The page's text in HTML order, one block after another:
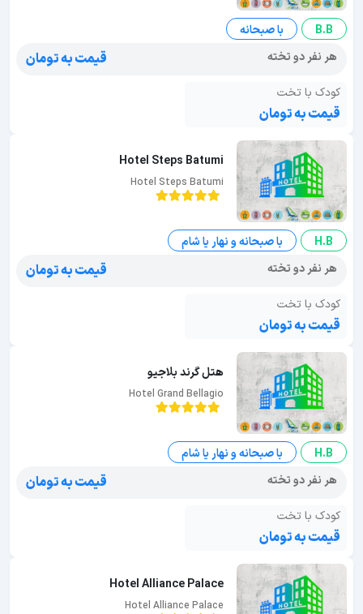
B.B
با صبحانه
هر نفر دو تخته
قیمت به تومان
کودک با تخت
قیمت به تومان
Hotel Steps Batumi
Hotel Steps Batumi
H.B
با صبحانه و نهار یا شام
هر نفر دو تخته
قیمت به تومان
کودک با تخت
قیمت به تومان
هتل گرند بلاجیو
Hotel Grand Bellagio
H.B
با صبحانه و نهار یا شام
هر نفر دو تخته
قیمت به تومان
کودک با تخت
قیمت به تومان
Hotel Alliance Palace
Hotel Alliance Palace